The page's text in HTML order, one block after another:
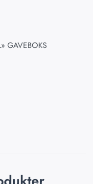
GAVEBOKS